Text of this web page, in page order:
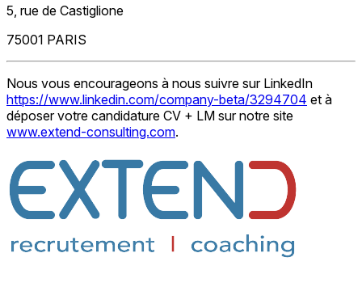
5, rue de Castiglione
75001 PARIS
Nous vous encourageons à nous suivre sur LinkedIn
https://www.linkedin.com/company-beta/3294704 et à
déposer votre candidature CV + LM sur notre site
www.extend-consulting.com.